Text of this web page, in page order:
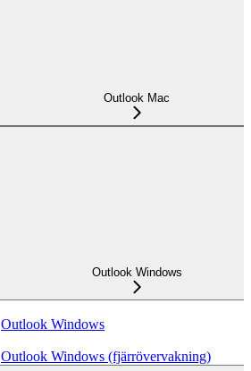
Outlook Mac
Outlook Windows
Outlook Windows
Outlook Windows (fjärrövervakning)